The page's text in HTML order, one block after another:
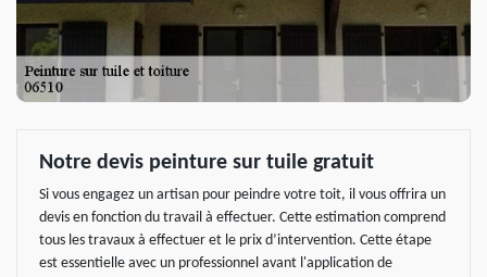
Notre devis peinture sur tuile gratuit
Si vous engagez un artisan pour peindre votre toit, il vous offrira un
devis en fonction du travail à effectuer. Cette estimation comprend
tous les travaux à effectuer et le prix d’intervention. Cette étape
est essentielle avec un professionnel avant l'application de